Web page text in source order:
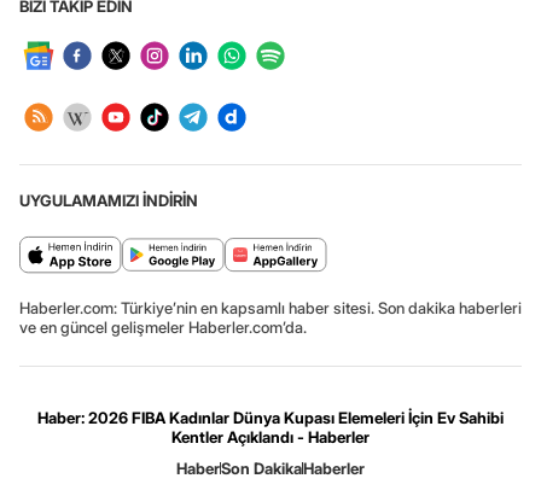
BİZİ TAKİP EDİN
UYGULAMAMIZI İNDİRİN
Haberler.com: Türkiye’nin en kapsamlı haber sitesi. Son dakika haberleri
ve en güncel gelişmeler Haberler.com’da.
Haber: 2026 FIBA Kadınlar Dünya Kupası Elemeleri İçin Ev Sahibi
Kentler Açıklandı - Haberler
HaberSon DakikaHaberler